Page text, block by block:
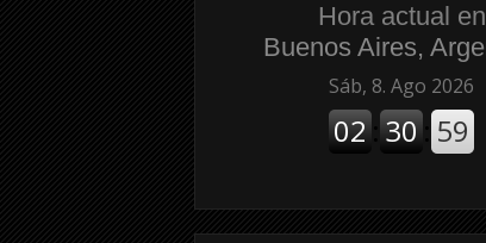
Hora actual en
Buenos Aires,